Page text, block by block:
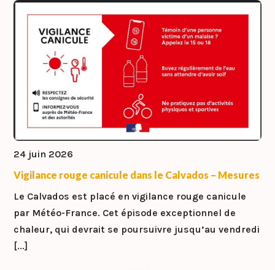
24 juin 2026
Vigilance rouge canicule dans le Calvados – Mesures
Le Calvados est placé en vigilance rouge canicule
par Météo-France. Cet épisode exceptionnel de
chaleur, qui devrait se poursuivre jusqu’au vendredi
[...]